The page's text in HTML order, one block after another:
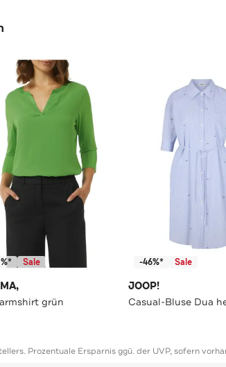
Sale
grün
-46%* Sale
JOOP!
Prozentuale Ersparnis ggü. der UVP, sofern